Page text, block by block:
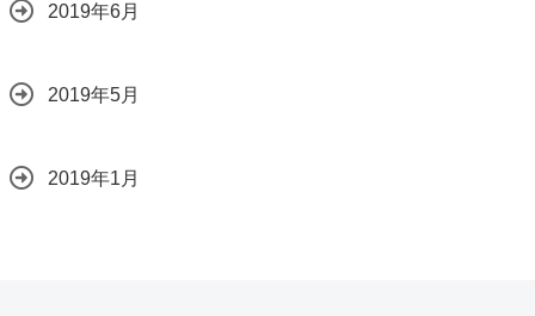
2019年6月
2019年5月
2019年1月